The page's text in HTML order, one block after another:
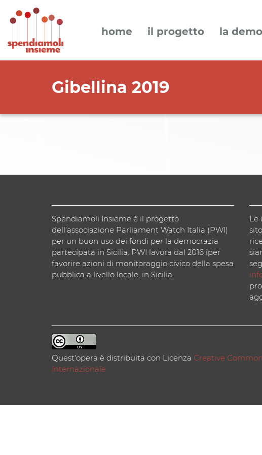
home il progetto la
Gibellina 2019
Spendiamoli Insieme è il progetto
dell’associazione Parliament Watch Italia (PWI)
per un buon uso dei fondi per la democrazia
partecipata in Sicilia. PWI lavora dal 2016 iper
favorire azioni di monitoraggio civico della spesa
pubblica a livello locale, in Sicilia.
Le
Quest'opera è distribuita con Licenza Creative
Internazionale